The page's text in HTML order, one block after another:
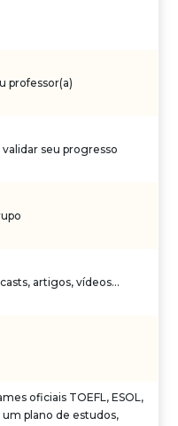
professor(a)
seu progresso
artigos, vídeos…
oficiais TOEFL, ESOL,
um plano de estudos,